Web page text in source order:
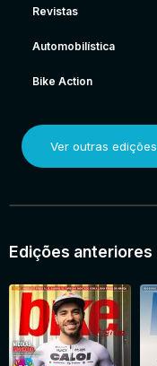
Revistas
Automobilística
Bike Action
Ver outras edições
Edições anteriores